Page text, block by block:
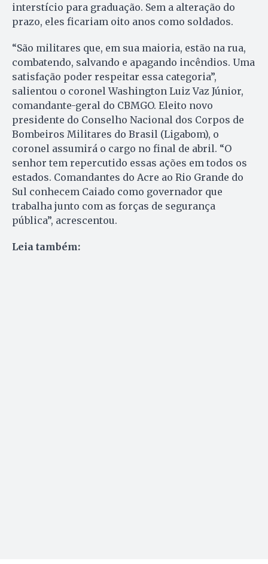
interstício para graduação. Sem a alteração do
prazo, eles ficariam oito anos como soldados.
“São militares que, em sua maioria, estão na rua,
combatendo, salvando e apagando incêndios. Uma
satisfação poder respeitar essa categoria”,
salientou o coronel Washington Luiz Vaz Júnior,
comandante-geral do CBMGO. Eleito novo
presidente do Conselho Nacional dos Corpos de
Bombeiros Militares do Brasil (Ligabom), o
coronel assumirá o cargo no final de abril. “O
senhor tem repercutido essas ações em todos os
estados. Comandantes do Acre ao Rio Grande do
Sul conhecem Caiado como governador que
trabalha junto com as forças de segurança
pública”, acrescentou.
Leia também: